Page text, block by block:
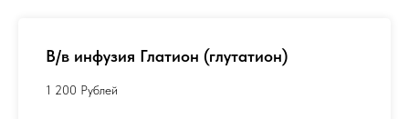
В/в инфузия Глатион (глутатион)
1 200 Рублей